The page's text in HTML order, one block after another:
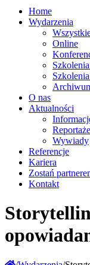
Home
Wydarzenia
Online
O nas
Aktualności
Reportaże
Wywiady
Referencje
Kariera
Zostań
Kontakt